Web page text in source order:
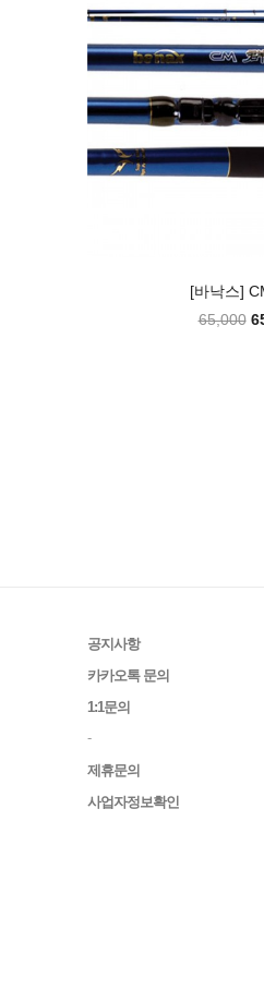
[바낙스]
65,000
공지사항
카카오톡 문의
1:1문의
-
제휴문의
사업자정보확인